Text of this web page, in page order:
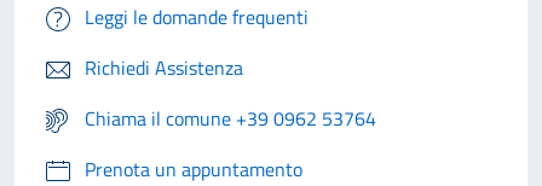
Leggi le domande frequenti
Richiedi Assistenza
Chiama il comune +39 0962 53764
Prenota un appuntamento